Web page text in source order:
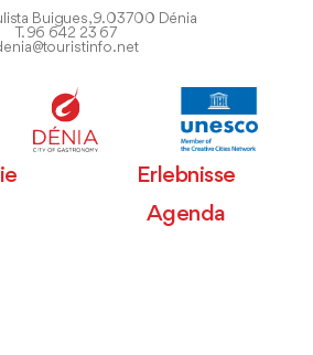
Buigues, 9. 03700 Dénia
T. 96 642 23 67
Erlebnisse
Agenda